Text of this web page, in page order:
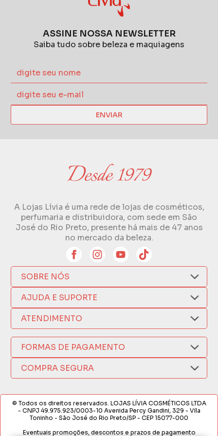
ASSINE NOSSA NEWSLETTER
Saiba tudo sobre beleza e maquiagens
ENVIAR
A Lojas Lívia é uma rede de lojas de cosméticos,
perfumaria e distribuidora, com sede em São
José do Rio Preto, presente há mais de 47 anos
no mercado da beleza.
SOBRE NÓS
Quem Somos
Compra Segura
Como Comprar
Nossas Lojas
Política de Privacidade
AJUDA E SUPORTE
Nosso Aplicativo
Trocas e Devoluções
Formas de Pagamento
Fretes e Entregas
Fabricantes
Termos de Compra e Venda
ATENDIMENTO
(17) 3209-9595
sacweb@lojaslivia.com.br
FORMAS DE PAGAMENTO
COMPRA SEGURA
© Todos os direitos reservados. LOJAS LÍVIA COSMÉTICOS LTDA
- CNPJ 49.975.923/0003-10 Avenida Percy Gandini, 329 - Vila
Toninho - São José do Rio Preto/SP - CEP 15077-000
Eventuais promoções, descontos e prazos de pagamento